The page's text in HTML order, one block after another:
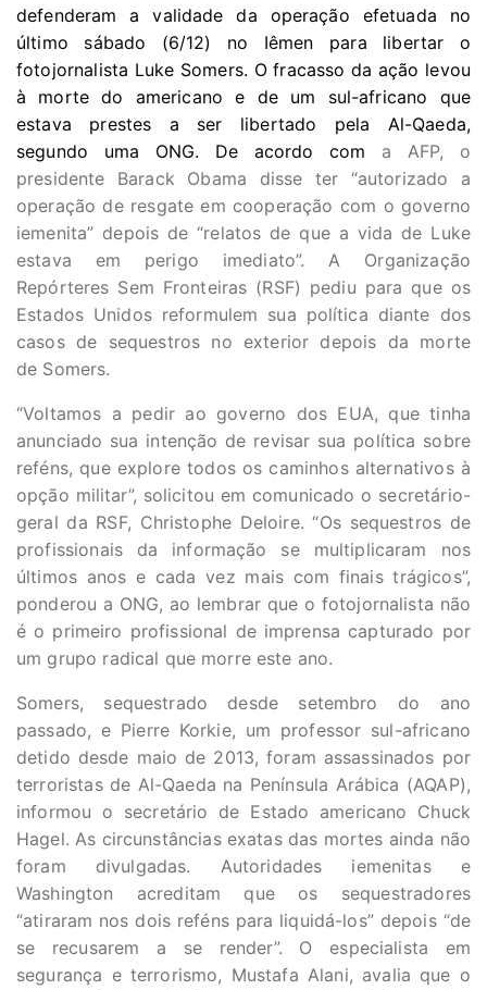
defenderam a validade da operação efetuada no
último sábado (6/12) no Iêmen para libertar o
fotojornalista Luke Somers. O fracasso da ação levou
à morte do americano e de um sul-africano que
estava prestes a ser libertado pela Al-Qaeda,
segundo uma ONG. De acordo com a AFP, o
presidente Barack Obama disse ter “autorizado a
operação de resgate em cooperação com o governo
iemenita” depois de “relatos de que a vida de Luke
estava em perigo imediato”. A Organização
Repórteres Sem Fronteiras (RSF) pediu para que os
Estados Unidos reformulem sua política diante dos
casos de sequestros no exterior depois da morte
de Somers.
“Voltamos a pedir ao governo dos EUA, que tinha
anunciado sua intenção de revisar sua política sobre
reféns, que explore todos os caminhos alternativos à
opção militar”, solicitou em comunicado o secretário-
geral da RSF, Christophe Deloire. “Os sequestros de
profissionais da informação se multiplicaram nos
últimos anos e cada vez mais com finais trágicos”,
ponderou a ONG, ao lembrar que o fotojornalista não
é o primeiro profissional de imprensa capturado por
um grupo radical que morre este ano.
Somers, sequestrado desde setembro do ano
passado, e Pierre Korkie, um professor sul-africano
detido desde maio de 2013, foram assassinados por
terroristas de Al-Qaeda na Península Arábica (AQAP),
informou o secretário de Estado americano Chuck
Hagel. As circunstâncias exatas das mortes ainda não
foram divulgadas. Autoridades iemenitas e
Washington acreditam que os sequestradores
“atiraram nos dois reféns para liquidá-los” depois “de
se recusarem a se render”. O especialista em
segurança e terrorismo, Mustafa Alani, avalia que o